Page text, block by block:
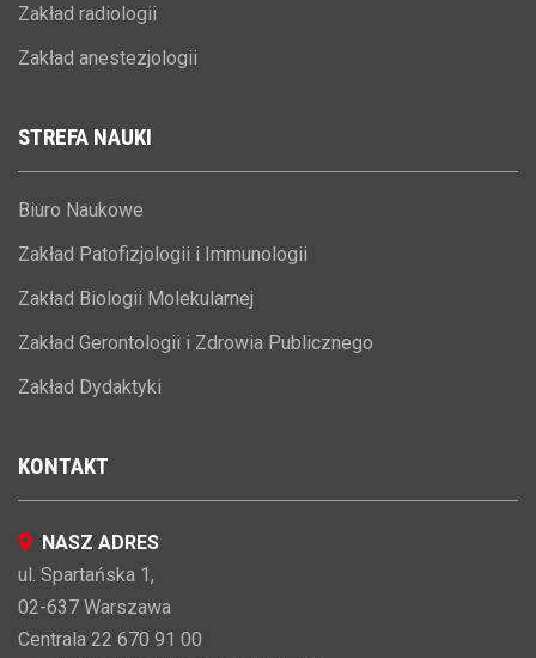
Zakład radiologii
Zakład anestezjologii
STREFA NAUKI
Biuro Naukowe
Zakład Patofizjologii i Immunologii
Zakład Biologii Molekularnej
Zakład Gerontologii i Zdrowia Publicznego
Zakład Dydaktyki
KONTAKT
NASZ ADRES
ul. Spartańska 1,
02-637 Warszawa
Centrala 22 670 91 00